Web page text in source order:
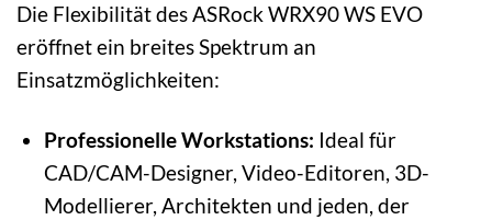
Die Flexibilität des ASRock WRX90 WS EVO
eröffnet ein breites Spektrum an
Einsatzmöglichkeiten:
Professionelle Workstations: Ideal für
CAD/CAM-Designer, Video-Editoren, 3D-
Modellierer, Architekten und jeden, der